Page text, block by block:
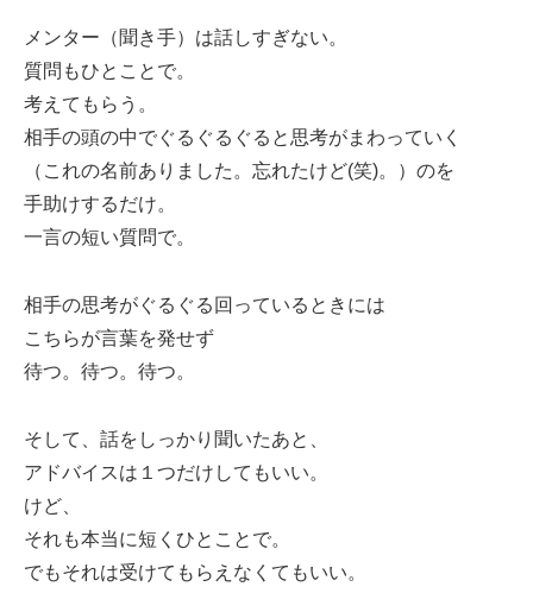
メンター（聞き手）は話しすぎない。
質問もひとことで。
考えてもらう。
相手の頭の中でぐるぐるぐると思考がまわっていく
（これの名前ありました。忘れたけど(笑)。）のを
手助けするだけ。
一言の短い質問で。
相手の思考がぐるぐる回っているときには
こちらが言葉を発せず
待つ。待つ。待つ。
そして、話をしっかり聞いたあと、
アドバイスは１つだけしてもいい。
けど、
それも本当に短くひとことで。
でもそれは受けてもらえなくてもいい。